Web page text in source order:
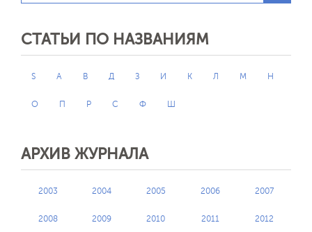
СТАТЬИ ПО НАЗВАНИЯМ
S А В Д З И К Л М Н
О П Р С Ф Ш
АРХИВ ЖУРНАЛА
2003 2004 2005 2006 2007
2008 2009 2010 2011 2012